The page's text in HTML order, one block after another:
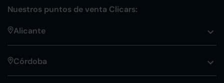
Nuestros puntos de venta Clicars:
Alicante
Córdoba